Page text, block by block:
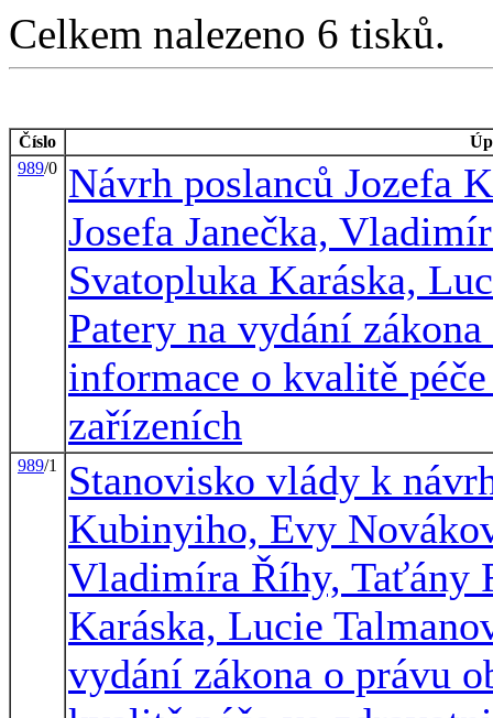
Celkem nalezeno 6 tisků.
Číslo
989/0
Návrh poslanců Jozefa
Josefa Janečka,
Svatopluka Karáska,
Patery na vydání
informace o kvalitě
zařízeních
989/1
Stanovisko vlády k
Kubinyiho, Evy
Vladimíra Říhy, Taťány
Karáska, Lucie
vydání zákona o právu